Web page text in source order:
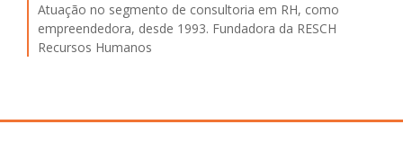
Atuação no segmento de consultoria em RH, como
empreendedora, desde 1993. Fundadora da RESCH
Recursos Humanos